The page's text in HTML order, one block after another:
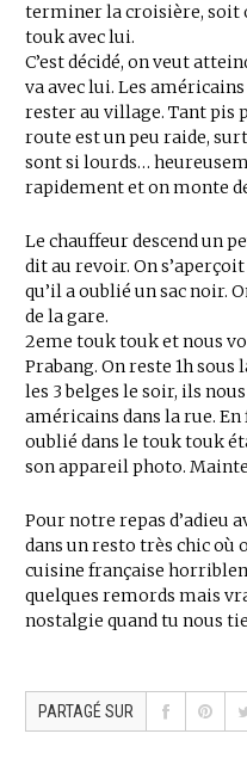
terminer la croisière, soit
touk avec lui.
C’est décidé, on veut
va avec lui. Les
rester au village. Tant pis
route est un peu raide,
sont si lourds…
rapidement et on monte
Le chauffeur descend un
dit au revoir. On
qu’il a oublié un sac noir.
de la gare.
2eme touk touk et nous
Prabang. On reste 1h
les 3 belges le soir, ils
américains dans la rue.
oublié dans le touk touk
son appareil photo.
Pour notre repas d’adieu
dans un resto très chic où
cuisine française
quelques remords mais
nostalgie quand tu nous
PARTAGÉ SUR